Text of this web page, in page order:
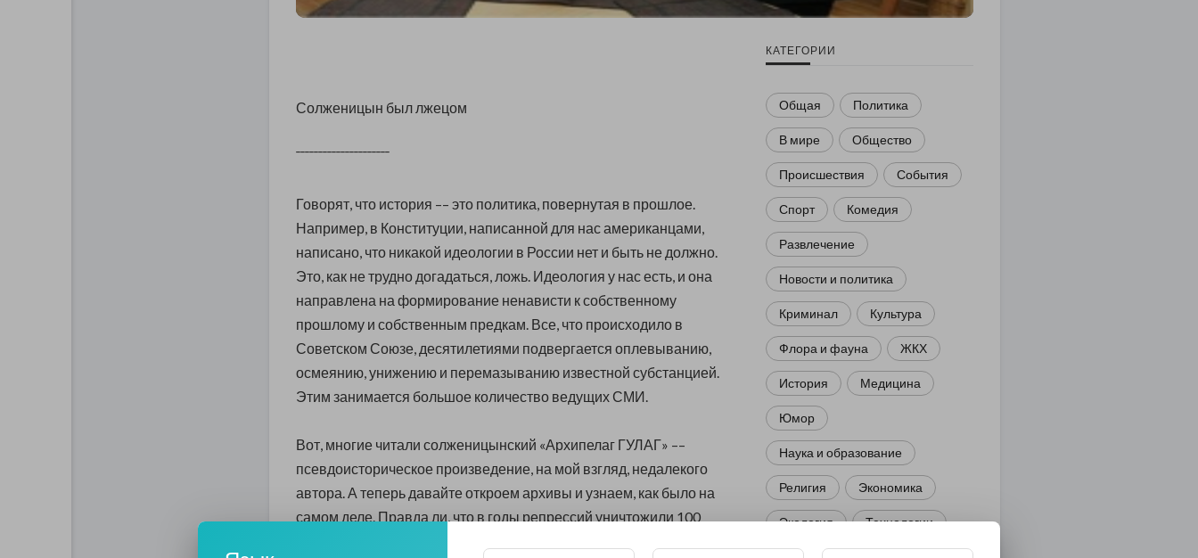
Солженицын был лжецом
¯¯¯¯¯¯¯¯¯¯¯¯¯¯¯¯¯¯¯¯¯
Говорят, что история –– это политика, повернутая в прошлое.
Например, в Конституции, написанной для нас американцами,
написано, что никакой идеологии в России нет и быть не должно.
Это, как не трудно догадаться, ложь. Идеология у нас есть, и она
направлена на формирование ненависти к собственному
прошлому и собственным предкам. Все, что происходило в
Советском Союзе, десятилетиями подвергается оплевыванию,
осмеянию, унижению и перемазыванию известной субстанцией.
Этим занимается большое количество ведущих СМИ.
Вот, многие читали солженицынский «Архипелаг ГУЛАГ» ––
псевдоисторическое произведение, на мой взгляд, недалекого
автора. А теперь давайте откроем архивы и узнаем, как было на
самом деле. Правда ли, что в годы репрессий уничтожили 100
КАТЕГОРИИ
Общая Политика
В мире Общество
Происшествия События
Спорт Комедия
Развлечение
Новости и политика
Криминал Культура
Флора и фауна ЖКХ
История Медицина
Юмор
Наука и образование
Религия Экономика
Экология Технологии